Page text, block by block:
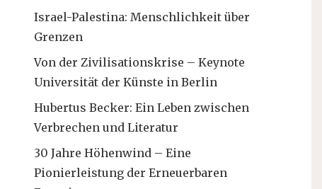
Israel-Palestina: Menschlichkeit über
Grenzen
Von der Zivilisationskrise – Keynote
Universität der Künste in Berlin
Hubertus Becker: Ein Leben zwischen
Verbrechen und Literatur
30 Jahre Höhenwind – Eine
Pionierleistung der Erneuerbaren